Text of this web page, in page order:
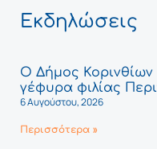
Εκδηλώσεις
Ο Δήμος Κορινθίων
γέφυρα φιλίας
6 Αυγούστου, 2026
Περισσότερα »